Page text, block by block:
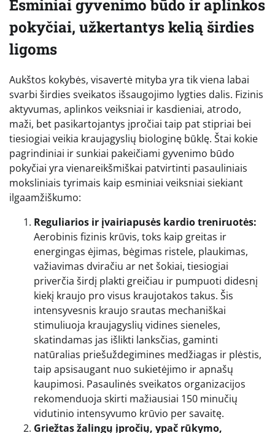
Esminiai gyvenimo būdo ir aplinkos
pokyčiai, užkertantys kelią širdies
ligoms
Aukštos kokybės, visavertė mityba yra tik viena labai
svarbi širdies sveikatos išsaugojimo lygties dalis. Fizinis
aktyvumas, aplinkos veiksniai ir kasdieniai, atrodo,
maži, bet pasikartojantys įpročiai taip pat stipriai bei
tiesiogiai veikia kraujagyslių biologinę būklę. Štai kokie
pagrindiniai ir sunkiai pakeičiami gyvenimo būdo
pokyčiai yra vienareikšmiškai patvirtinti pasauliniais
moksliniais tyrimais kaip esminiai veiksniai siekiant
ilgaamžiškumo:
Reguliarios ir įvairiapusės kardio treniruotės:
Aerobinis fizinis krūvis, toks kaip greitas ir
energingas ėjimas, bėgimas ristele, plaukimas,
važiavimas dviračiu ar net šokiai, tiesiogiai
priverčia širdį plakti greičiau ir pumpuoti didesnį
kiekį kraujo pro visus kraujotakos takus. Šis
intensyvesnis kraujo srautas mechaniškai
stimuliuoja kraujagyslių vidines sieneles,
skatindamas jas išlikti lanksčias, gaminti
natūralias priešuždegimines medžiagas ir plėstis,
taip apsisaugant nuo sukietėjimo ir apnašų
kaupimosi. Pasaulinės sveikatos organizacijos
rekomenduoja skirti mažiausiai 150 minučių
vidutinio intensyvumo krūvio per savaitę.
Griežtas žalingų įpročių, ypač rūkymo,